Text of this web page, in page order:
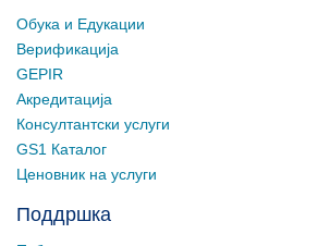
Обука и Едукации
Верификација
GEPIR
Акредитација
Консултантски услуги
GS1 Каталог
Ценовник на услуги
Поддршка